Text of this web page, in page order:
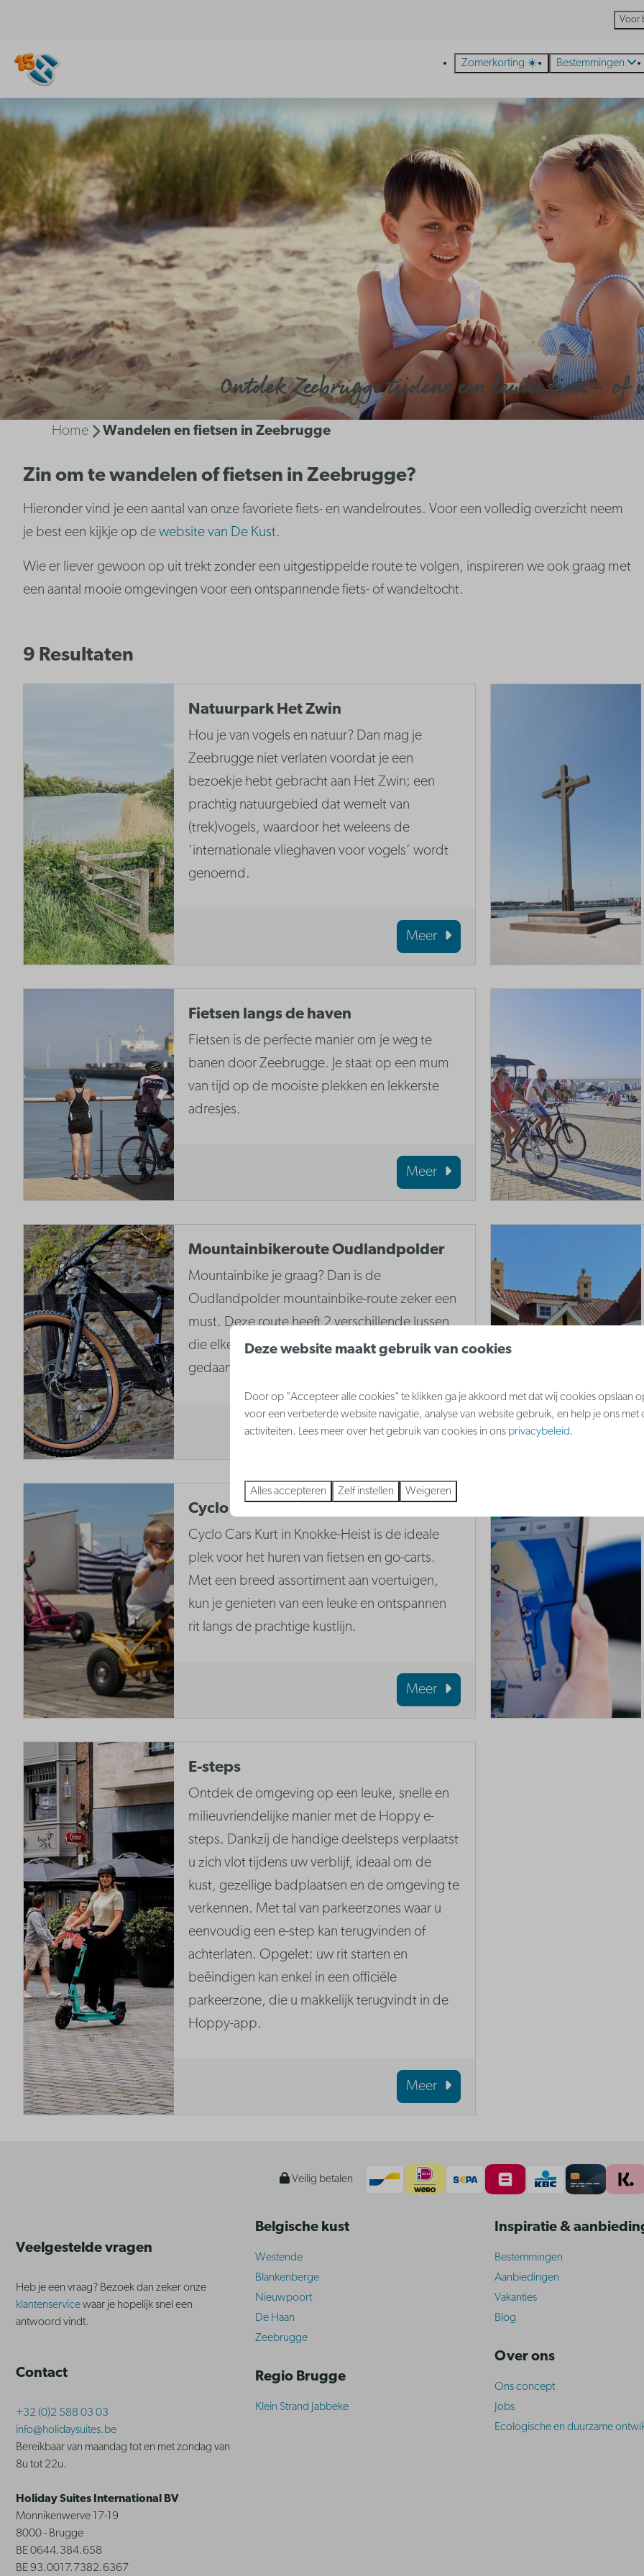
Voor
Zomerkorting ☀️ Bestemmingen
Ontdek Zeebrugge tijdens een leuke fiets- of
Home Wandelen en fietsen in Zeebrugge
Zin om te wandelen of fietsen in Zeebrugge?
Hieronder vind je een aantal van onze favoriete fiets- en wandelroutes. Voor een volledig overzicht neem
je best een kijkje op dewebsite van De Kust.
Wie er liever gewoon op uit trekt zonder een uitgestippelde route te volgen, inspireren we ook graag met
een aantal mooie omgevingen voor een ontspannende fiets- of wandeltocht.
9 Resultaten
Natuurpark Het Zwin
Hou je van vogels en natuur? Dan mag je
Zeebrugge niet verlaten voordat je een
bezoekje hebt gebracht aan Het Zwin; een
prachtig natuurgebied dat wemelt van
(trek)vogels, waardoor het weleens de
‘internationale vlieghaven voor vogels’ wordt
genoemd.
Meer
Fietsen langs de haven
Fietsen is de perfecte manier om je weg te
banen door Zeebrugge. Je staat op een mum
van tijd op de mooiste plekken en lekkerste
adresjes.
Meer
Mountainbikeroute Oudlandpolder
Mountainbike je graag? Dan is de
Oudlandpolder mountainbike-route zeker een
must. Deze route heeft 2 verschillende lussen
die elke ervaren mountainbiker toch eens
gedaan moet hebben.
Meer
Cyclo Cars Kurt
Cyclo Cars Kurt in Knokke-Heist is de ideale
plek voor het huren van fietsen en go-carts.
Met een breed assortiment aan voertuigen,
kun je genieten van een leuke en ontspannen
rit langs de prachtige kustlijn.
Meer
E-steps
Ontdek de omgeving op een leuke, snelle en
milieuvriendelijke manier met de Hoppy e-
steps. Dankzij de handige deelsteps verplaatst
u zich vlot tijdens uw verblijf, ideaal om de
kust, gezellige badplaatsen en de omgeving te
verkennen. Met tal van parkeerzones waar u
eenvoudig een e-step kan terugvinden of
achterlaten. Opgelet: uw rit starten en
beëindigen kan enkel in een officiële
parkeerzone, die u makkelijk terugvindt in de
Hoppy-app.
Meer
Veilig betalen
Veelgestelde vragen
Heb je een vraag? Bezoek dan zeker onze
klantenservicewaar je hopelijk snel een
antwoord vindt.
Contact
+32 (0)2 588 03 03
info@holidaysuites.be
Bereikbaar van maandag tot en met zondag van
8u tot 22u.
Holiday Suites International BV
Monnikenwerve 17-19
8000 - Brugge
BE 0644.384.658
BE 93.0017.7382.6367
Belgische kust
Westende
Blankenberge
Nieuwpoort
De Haan
Zeebrugge
Regio Brugge
Klein Strand Jabbeke
Inspiratie &
Bestemmingen
Aanbiedingen
Vakanties
Blog
Over ons
Ons concept
Jobs
Ecologische en duurzame
Deze website maakt gebruik van cookies
Door op "Accepteer alle cookies" te klikken ga je akkoord met dat wij cookies opslaan
voor een verbeterde website navigatie, analyse van website gebruik, en help je ons met
activiteiten. Lees meer over het gebruik van cookies in ons privacybeleid.
Alles accepteren Zelf instellen Weigeren